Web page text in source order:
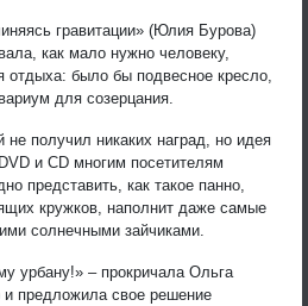
гравитации» (Юлия Бурова)
как мало нужно человеку,
отдыха: было бы подвесное кресло,
для созерцания.
получил никаких наград, но идея
и СD многим посетителям
представить, как такое панно,
кружков, наполнит даже самые
солнечными зайчиками.
урбану!» – прокричала Ольга
предложила свое решение